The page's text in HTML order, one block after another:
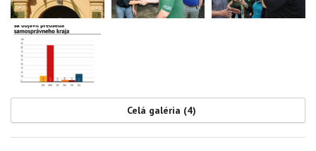
Celá galéria (4)